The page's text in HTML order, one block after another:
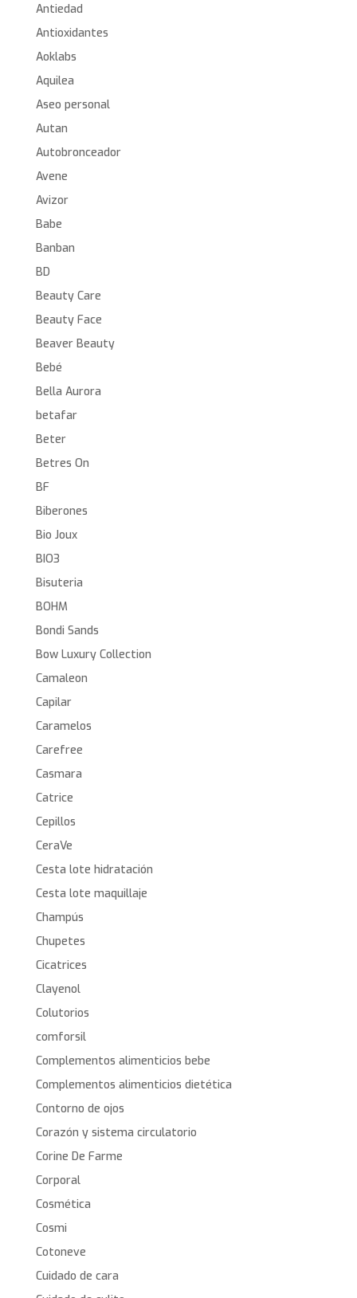
Antiedad
Antioxidantes
Aoklabs
Aquilea
Aseo personal
Autan
Autobronceador
Avene
Avizor
Babe
Banban
BD
Beauty Care
Beauty Face
Beaver Beauty
Bebé
Bella Aurora
betafar
Beter
Betres On
BF
Biberones
Bio Joux
BIO3
Bisuteria
BOHM
Bondi Sands
Bow Luxury Collection
Camaleon
Capilar
Caramelos
Carefree
Casmara
Catrice
Cepillos
CeraVe
Cesta lote hidratación
Cesta lote maquillaje
Champús
Chupetes
Cicatrices
Clayenol
Colutorios
comforsil
Complementos alimenticios bebe
Complementos alimenticios dietética
Contorno de ojos
Corazón y sistema circulatorio
Corine De Farme
Corporal
Cosmética
Cosmi
Cotoneve
Cuidado de cara